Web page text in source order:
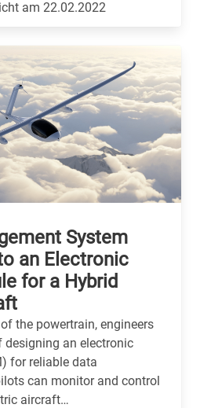
am 22.02.2022
System
an Electronic
for a Hybrid
the powertrain, engineers
designing an electronic
for reliable data
can monitor and control
aircraft…